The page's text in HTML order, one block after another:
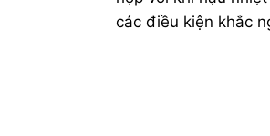
các điều kiện khắc